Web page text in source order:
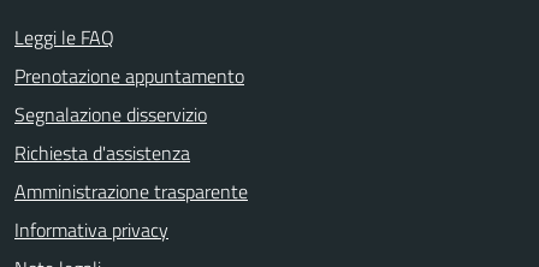
Leggi le FAQ
Prenotazione appuntamento
Segnalazione disservizio
Richiesta d'assistenza
Amministrazione trasparente
Informativa privacy